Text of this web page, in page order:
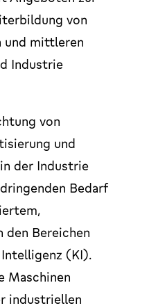
von
und mittleren
Industrie
von
und
der Industrie
Bedarf
Bereichen
(KI).
Maschinen
industriellen